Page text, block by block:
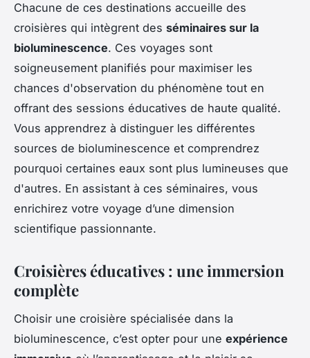
Chacune de ces destinations accueille des
croisières qui intègrent des séminaires sur la
bioluminescence. Ces voyages sont
soigneusement planifiés pour maximiser les
chances d'observation du phénomène tout en
offrant des sessions éducatives de haute qualité.
Vous apprendrez à distinguer les différentes
sources de bioluminescence et comprendrez
pourquoi certaines eaux sont plus lumineuses que
d'autres. En assistant à ces séminaires, vous
enrichirez votre voyage d’une dimension
scientifique passionnante.
Croisières éducatives : une immersion
complète
Choisir une croisière spécialisée dans la
bioluminescence, c’est opter pour une expérience